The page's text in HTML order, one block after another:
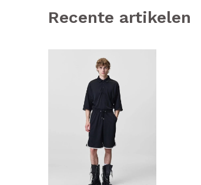
Recente artikelen